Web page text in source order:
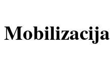
Mobilizacija